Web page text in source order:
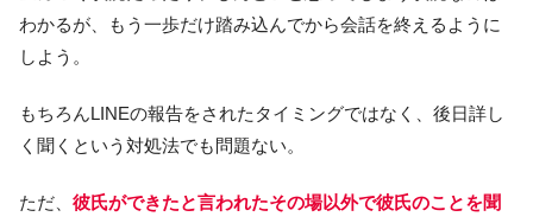
わかるが、もう一歩だけ踏み込んでから会話を終えるように
しよう。
もちろんLINEの報告をされたタイミングではなく、後日詳し
く聞くという対処法でも問題ない。
ただ、 彼氏ができたと言われたその場以外で彼氏のことを聞